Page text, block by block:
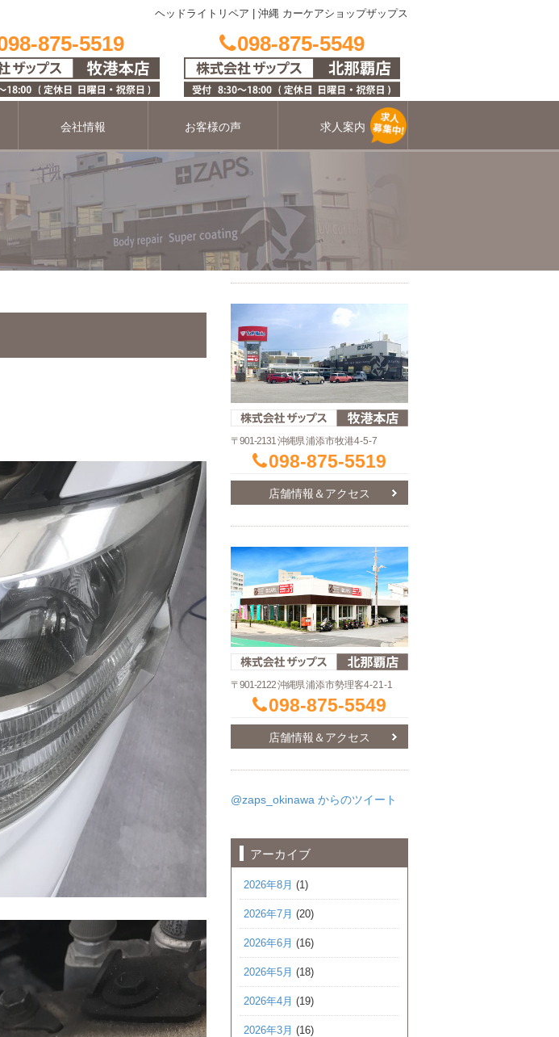
ヘッドライトリペア 沖縄 カーケアショップザップス
875-5519 098-875-5549
会社情報 お客様の声 求人案内
〒901-2131 沖縄県浦添市牧港4-5-7
098-875-5519
店舗情報＆アクセス
〒901-2122 沖縄県浦添市勢理客4-21-1
098-875-5549
店舗情報＆アクセス
@zaps_okinawa からのツイート
アーカイブ
2026年8月 (1)
2026年7月 (20)
2026年6月 (16)
2026年5月 (18)
2026年4月 (19)
2026年3月 (16)